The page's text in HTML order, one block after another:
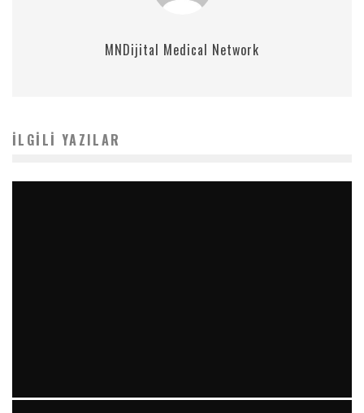
MNDijital Medical Network
İLGILI YAZILAR